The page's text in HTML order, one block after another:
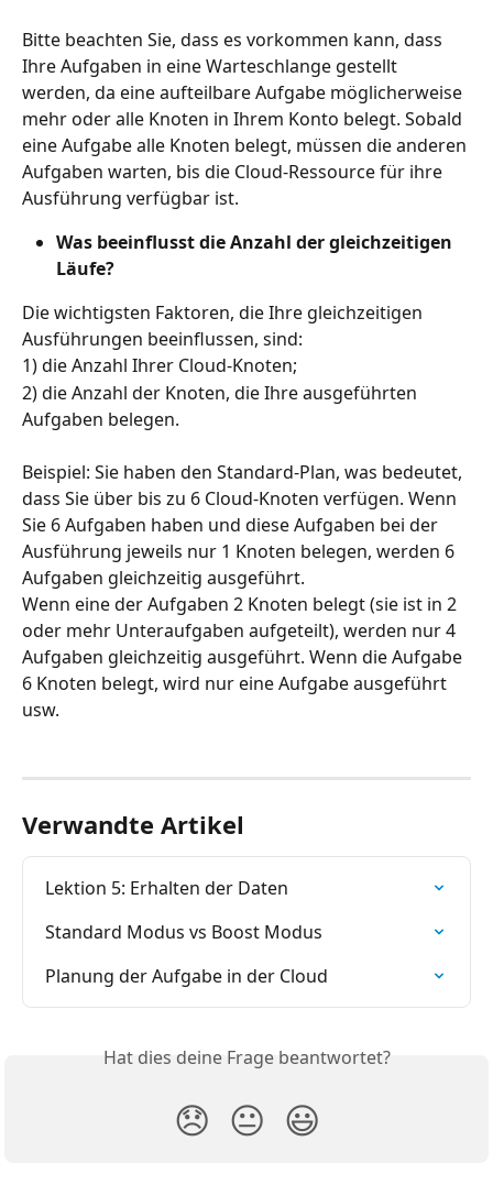
Bitte beachten Sie, dass es vorkommen kann, dass
Ihre Aufgaben in eine Warteschlange gestellt
werden, da eine aufteilbare Aufgabe möglicherweise
mehr oder alle Knoten in Ihrem Konto belegt. Sobald
eine Aufgabe alle Knoten belegt, müssen die anderen
Aufgaben warten, bis die Cloud-Ressource für ihre
Ausführung verfügbar ist.
Was beeinflusst die Anzahl der gleichzeitigen
Läufe?
Die wichtigsten Faktoren, die Ihre gleichzeitigen
Ausführungen beeinflussen, sind:
1) die Anzahl Ihrer Cloud-Knoten;
2) die Anzahl der Knoten, die Ihre ausgeführten
Aufgaben belegen.
Beispiel: Sie haben den Standard-Plan, was bedeutet,
dass Sie über bis zu 6 Cloud-Knoten verfügen. Wenn
Sie 6 Aufgaben haben und diese Aufgaben bei der
Ausführung jeweils nur 1 Knoten belegen, werden 6
Aufgaben gleichzeitig ausgeführt.
Wenn eine der Aufgaben 2 Knoten belegt (sie ist in 2
oder mehr Unteraufgaben aufgeteilt), werden nur 4
Aufgaben gleichzeitig ausgeführt. Wenn die Aufgabe
6 Knoten belegt, wird nur eine Aufgabe ausgeführt
usw.
Verwandte Artikel
Lektion 5: Erhalten der Daten
Standard Modus vs Boost Modus
Planung der Aufgabe in der Cloud
Hat dies deine Frage beantwortet?
😞 😐 😃